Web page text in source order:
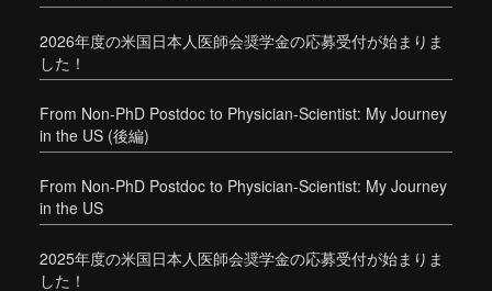
2026年度の米国日本人医師会奨学金の応募受付が始まりま
した！
From Non-PhD Postdoc to Physician-Scientist: My Journey
in the US (後編)
From Non-PhD Postdoc to Physician-Scientist: My Journey
in the US
2025年度の米国日本人医師会奨学金の応募受付が始まりま
した！